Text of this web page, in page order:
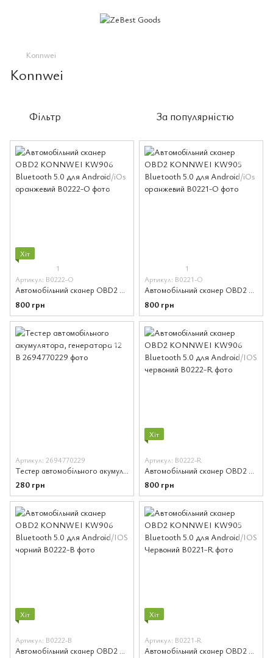
Konnwei
Konnwei
Фільтр За популярністю
Хіт
1
Артикул: B0222-O
Автомобільний сканер OBD2 KONNWEI KW906 Bluetooth 5.0 для Android/iOs оранжевий
800 грн
1
Артикул: B0221-O
Автомобільний сканер OBD2 KONNWEI KW905 Bluetooth 5.0 для Android/iOs оранжевий
800 грн
Артикул: 2694770229
280 грн
Хіт
Артикул: B0222-R
800 грн
Хіт
Артикул: B0222-B
Автомобільний сканер OBD2 KONNWEI KW906 Bluetooth 5.0 для Android/IOS чорний
Хіт
Артикул: B0221-R
Автомобільний сканер OBD2 KONNWEI KW905 Bluetooth 5.0 для Android/IOS Червоний